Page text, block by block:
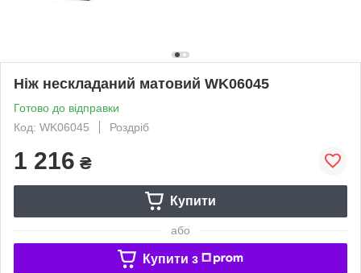
Ніж нескладаний матовий WK06045
Готово до відправки
Код: WK06045
Роздріб
1 216 ₴
Купити
або
Купити з